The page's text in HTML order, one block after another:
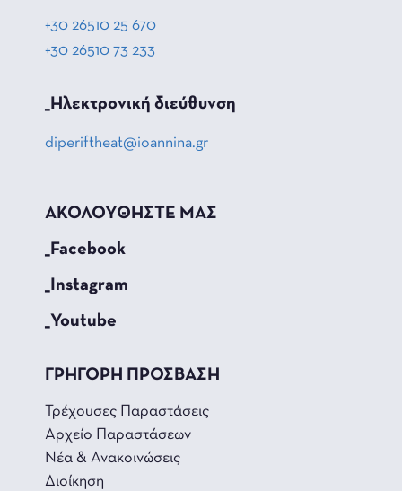
+30 26510 25 670
+30 26510 73 233
_Hλεκτρονική διεύθυνση
diperiftheat@ioannina.gr
ΑΚΟΛΟΥΘΗΣΤΕ ΜΑΣ
_Facebook
_Instagram
_Youtube
ΓΡΗΓΟΡΗ ΠΡΟΣΒΑΣΗ
Τρέχουσες Παραστάσεις
Αρχείο Παραστάσεων
Νέα & Ανακοινώσεις
Διοίκηση